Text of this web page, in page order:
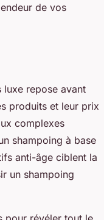
de vos
luxe repose avant
produits et leur prix
complexes
shampoing à base
anti-âge ciblent la
un shampoing